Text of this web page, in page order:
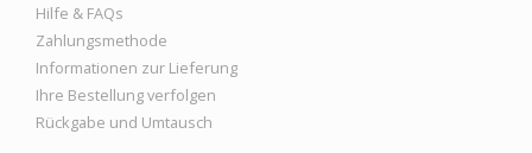
Hilfe & FAQs
Zahlungsmethode
Informationen zur Lieferung
Ihre Bestellung verfolgen
Rückgabe und Umtausch